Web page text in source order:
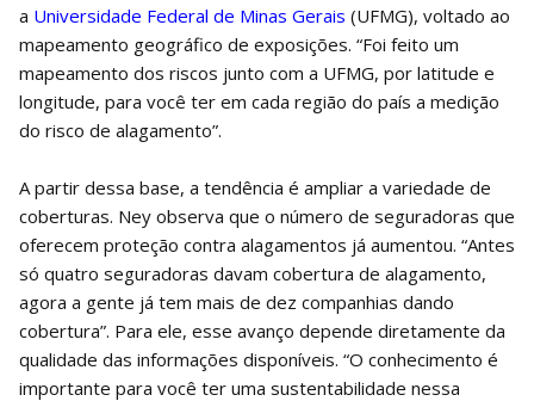
a Universidade Federal de Minas Gerais (UFMG), voltado ao
mapeamento geográfico de exposições. “Foi feito um
mapeamento dos riscos junto com a UFMG, por latitude e
longitude, para você ter em cada região do país a medição
do risco de alagamento”.
A partir dessa base, a tendência é ampliar a variedade de
coberturas. Ney observa que o número de seguradoras que
oferecem proteção contra alagamentos já aumentou. “Antes
só quatro seguradoras davam cobertura de alagamento,
agora a gente já tem mais de dez companhias dando
cobertura”. Para ele, esse avanço depende diretamente da
qualidade das informações disponíveis. “O conhecimento é
importante para você ter uma sustentabilidade nessa